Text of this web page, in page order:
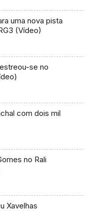
uma nova pista
(Vídeo)
se no
com dois mil
no Rali
Xavelhas